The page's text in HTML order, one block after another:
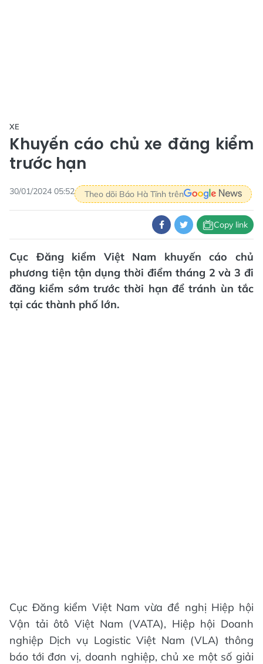
XE
Khuyến cáo chủ xe đăng kiểm
trước hạn
30/01/2024 05:52 Theo dõi Báo Hà Tĩnh trên
Copy link
Cục Đăng kiểm Việt Nam khuyến cáo chủ
phương tiện tận dụng thời điểm tháng 2 và 3 đi
đăng kiểm sớm trước thời hạn để tránh ùn tắc
tại các thành phố lớn.
Cục Đăng kiểm Việt Nam vừa đề nghị Hiệp hội
Vận tải ôtô Việt Nam (VATA), Hiệp hội Doanh
nghiệp Dịch vụ Logistic Việt Nam (VLA) thông
báo tới đơn vị, doanh nghiệp, chủ xe một số giải